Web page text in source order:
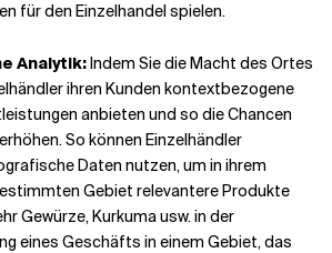
für den Einzelhandel spielen.
Analytik:Indem Sie die Macht des Ortes
ihren Kunden kontextbezogene
anbieten und so die Chancen
So können Einzelhändler
Daten nutzen, um in ihrem
Gebiet relevantere Produkte
Gewürze, Kurkuma usw. in der
eines Geschäfts in einem Gebiet, das